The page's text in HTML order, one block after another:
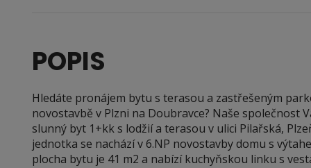
POPIS
Hledáte pronájem bytu s terasou a zastřešeným
novostavbě v Plzni na Doubravce? Naše společnost
slunný byt 1+kk s lodžií a terasou v ulici Pilařská,
jednotka se nachází v 6.NP novostavby domu s
plocha bytu je 41 m2 a nabízí kuchyňskou linku s